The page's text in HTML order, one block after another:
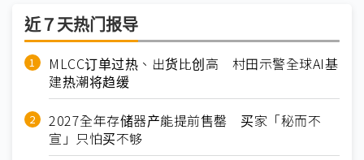
近７天热门报导
MLCC订单过热、出货比创高 村田示警全球AI基
建热潮将趋缓
2027全年存储器产能提前售罄 买家「秘而不
宣」只怕买不够